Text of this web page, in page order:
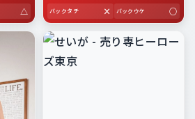
△ バックタチ × バックウケ ○